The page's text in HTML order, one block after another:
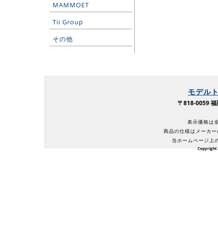
MAMMOET
Tii Group
その他
モデル
〒818-0059
表示価格は
商品の仕様はメーカ
当ホームページ上
Copyright